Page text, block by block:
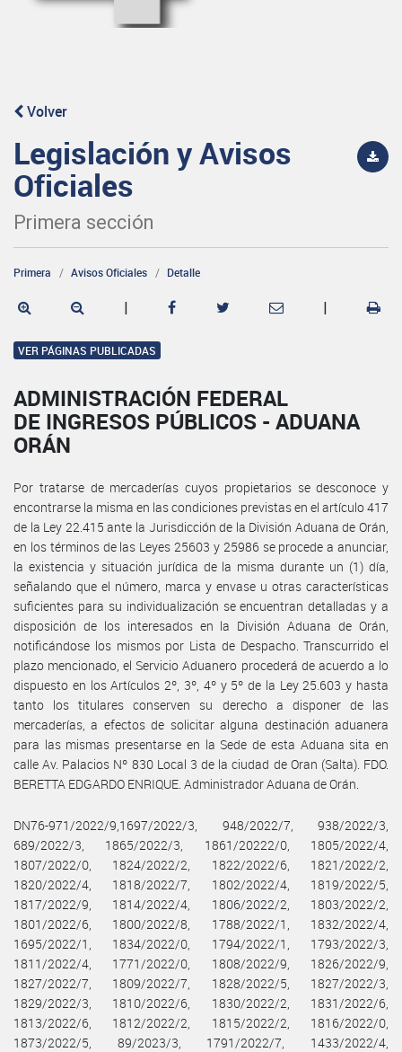
Volver
Legislación y Avisos
Oficiales
Primera sección
Primera Avisos Oficiales Detalle
| |
VER PÁGINAS PUBLICADAS
ADMINISTRACIÓN FEDERAL
DE INGRESOS PÚBLICOS - ADUANA
ORÁN
Por tratarse de mercaderías cuyos propietarios se desconoce y
encontrarse la misma en las condiciones previstas en el artículo 417
de la Ley 22.415 ante la Jurisdicción de la División Aduana de Orán,
en los términos de las Leyes 25603 y 25986 se procede a anunciar,
la existencia y situación jurídica de la misma durante un (1) día,
señalando que el número, marca y envase u otras características
suficientes para su individualización se encuentran detalladas y a
disposición de los interesados en la División Aduana de Orán,
notificándose los mismos por Lista de Despacho. Transcurrido el
plazo mencionado, el Servicio Aduanero procederá de acuerdo a lo
dispuesto en los Artículos 2º, 3º, 4º y 5º de la Ley 25.603 y hasta
tanto los titulares conserven su derecho a disponer de las
mercaderías, a efectos de solicitar alguna destinación aduanera
para las mismas presentarse en la Sede de esta Aduana sita en
calle Av. Palacios Nº 830 Local 3 de la ciudad de Oran (Salta). FDO.
BERETTA EDGARDO ENRIQUE. Administrador Aduana de Orán.
DN76-971/2022/9,1697/2022/3, 948/2022/7, 938/2022/3,
689/2022/3, 1865/2022/3, 1861/20222/0, 1805/2022/4,
1807/2022/0, 1824/2022/2, 1822/2022/6, 1821/2022/2,
1820/2022/4, 1818/2022/7, 1802/2022/4, 1819/2022/5,
1817/2022/9, 1814/2022/4, 1806/2022/2, 1803/2022/2,
1801/2022/6, 1800/2022/8, 1788/2022/1, 1832/2022/4,
1695/2022/1, 1834/2022/0, 1794/2022/1, 1793/2022/3,
1811/2022/4, 1771/2022/0, 1808/2022/9, 1826/2022/9,
1827/2022/7, 1809/2022/7, 1828/2022/5, 1827/2022/3,
1829/2022/3, 1810/2022/6, 1830/2022/2, 1831/2022/6,
1813/2022/6, 1812/2022/2, 1815/2022/2, 1816/2022/0,
1873/2022/5, 89/2023/3, 1791/2022/7, 1433/2022/4,